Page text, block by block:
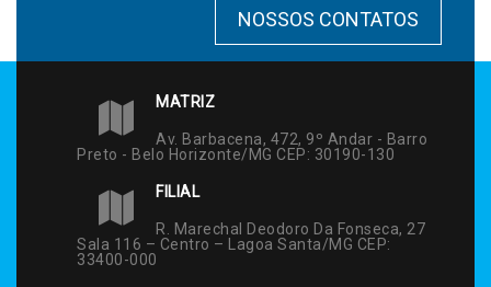
NOSSOS CONTATOS
MATRIZ
Av. Barbacena, 472, 9º Andar - Barro
Preto - Belo Horizonte/MG CEP: 30190-130
FILIAL
R. Marechal Deodoro Da Fonseca, 27
Sala 116 – Centro – Lagoa Santa/MG CEP:
33400-000